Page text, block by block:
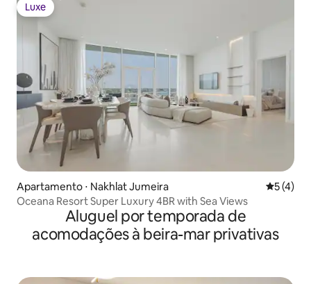
Luxe
Luxe
Apartamento ⋅ Nakhlat Jumeira 5 de
5 (4)
Oceana Resort Super Luxury 4BR with Sea Views
Aluguel por temporada de
acomodações à beira-mar privativas